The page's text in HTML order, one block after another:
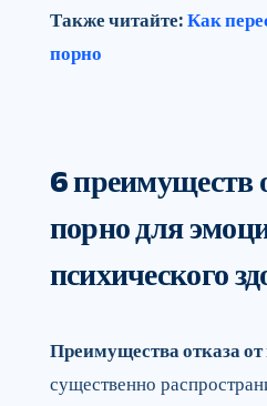
Также читайте: Как
порно
6 преимуществ
порно для
психического
Преимущества отказа
существенно